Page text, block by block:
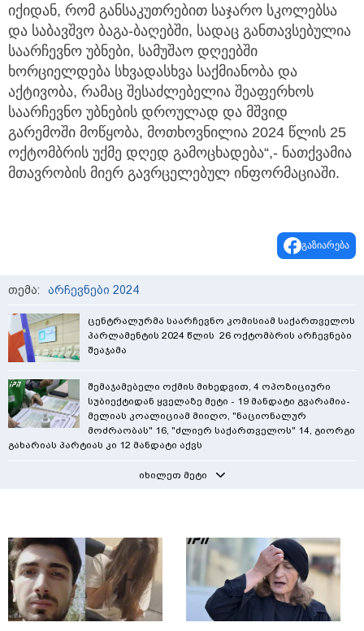
იქიდან, რომ განსაკუთრებით საჯარო სკოლებსა
და საბავშვო ბაგა-ბაღებში, სადაც განთავსებულია
საარჩევნო უბნები, სამუშაო დღეებში
ხორციელდება სხვადასხვა საქმიანობა და
აქტივობა, რამაც შესაძლებელია შეაფერხოს
საარჩევნო უბნების დროულად და მშვიდ
გარემოში მოწყობა, მოთხოვნილია 2024 წლის 25
ოქტომბრის უქმე დღედ გამოცხადება“,- ნათქვამია
მთავრობის მიერ გავრცელებულ ინფორმაციაში.
გაზიარება
თემა: არჩევნები 2024
ცენტრალურმა საარჩევნო კომისიამ საქართველოს
პარლამენტის 2024 წლის 26 ოქტომბრის არჩევნები
შეაჯამა
შემაჯამებელი ოქმის მიხედვით, 4 ოპოზიციური
სუბიექტიდან ყველაზე მეტი - 19 მანდატი გვარამია-
მელიას კოალიციამ მიიღო, "ნაციონალურ
მოძრაობას" 16, "ძლიერ საქართველოს" 14, გიორგი
გახარიას პარტიას კი 12 მანდატი აქვს
იხილეთ მეტი